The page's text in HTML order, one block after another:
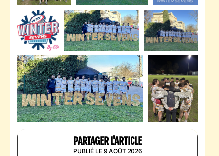
PARTAGER L'ARTICLE
PUBLIÉ LE 9 AOÛT 2026